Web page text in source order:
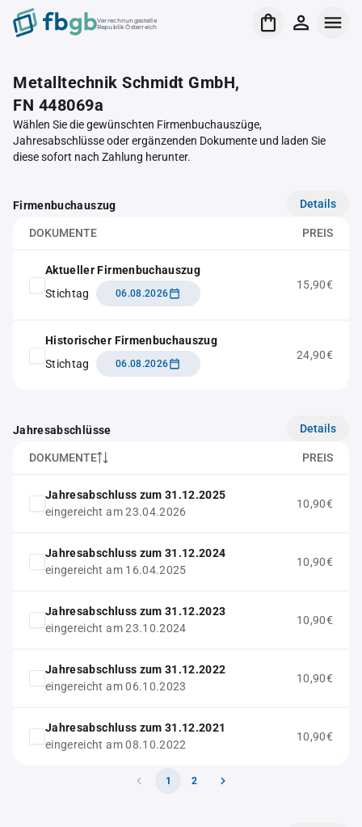
Verrechnungsstelle
Republik Österreich
Metalltechnik Schmidt GmbH,
FN 448069a
Wählen Sie die gewünschten Firmenbuchauszüge,
Jahresabschlüsse oder ergänzenden Dokumente und laden Sie
diese sofort nach Zahlung herunter.
Firmenbuchauszug Details
DOKUMENTE PREIS
Aktueller Firmenbuchauszug
Stichtag
06.08.2026
15,90€
Historischer Firmenbuchauszug
Stichtag
06.08.2026
24,90€
Jahresabschlüsse Details
DOKUMENTE PREIS
Jahresabschluss zum 31.12.2025
eingereicht am 23.04.2026
10,90€
Jahresabschluss zum 31.12.2024
eingereicht am 16.04.2025
10,90€
Jahresabschluss zum 31.12.2023
eingereicht am 23.10.2024
10,90€
Jahresabschluss zum 31.12.2022
eingereicht am 06.10.2023
10,90€
Jahresabschluss zum 31.12.2021
eingereicht am 08.10.2022
10,90€
1 2